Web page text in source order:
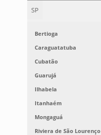
SP
Bertioga
Caraguatatuba
Cubatão
Guarujá
Ilhabela
Itanhaém
Mongaguá
Riviera de São Lourenço